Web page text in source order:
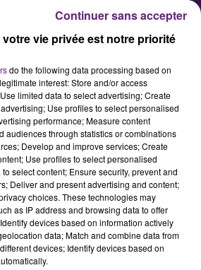
l’agriculture en
en Côte d’Or
le ministre de
et de la souveraineté
en déplacement ce
d’Or et dans la Nièvre
vie privée est notre priorité
do the following data processing based on
interest: Store and/or access
limited data to select advertising; Create
Use profiles to select personalised
performance; Measure content
audiences through statistics or combinations
Develop and improve services; Create
Use profiles to select personalised
select content; Ensure security, prevent and
Deliver and present advertising and content;
choices. These technologies may
as IP address and browsing data to offer
devices based on information actively
data; Match and combine data from
devices; Identify devices based on
Continuer sans accepter